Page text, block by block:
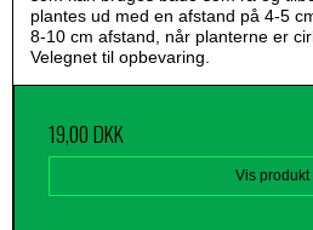
plantes ud med en afstand på 4-5
8-10 cm afstand, når planterne er
Velegnet til opbevaring.
19,00 DKK
Vis produkt